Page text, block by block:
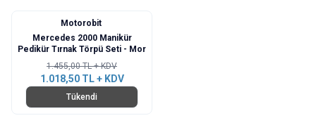
Motorobit
Mercedes 2000 Manikür
Pedikür Tırnak Törpü Seti - Mor
1.455,00TL + KDV
1.018,50TL + KDV
Tükendi